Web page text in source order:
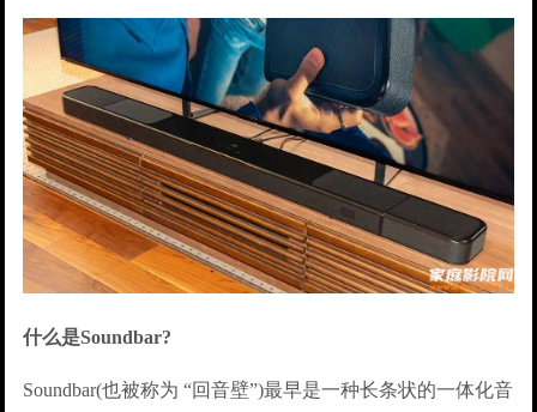
什么是Soundbar?
Soundbar(也被称为 “回音壁”)最早是一种长条状的一体化音